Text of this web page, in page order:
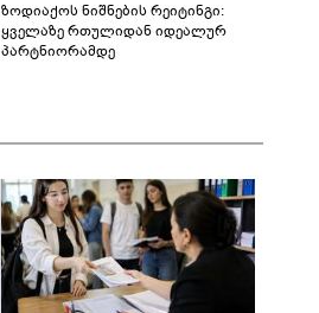
ზოდიაქოს ნიშნების რეიტინგი:
ყველაზე რთულიდან იდეალურ
პარტნიორამდე